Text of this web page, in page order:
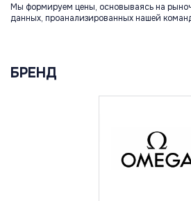
Мы формируем цены, основываясь на
данных, проанализированных нашей
БРЕНД